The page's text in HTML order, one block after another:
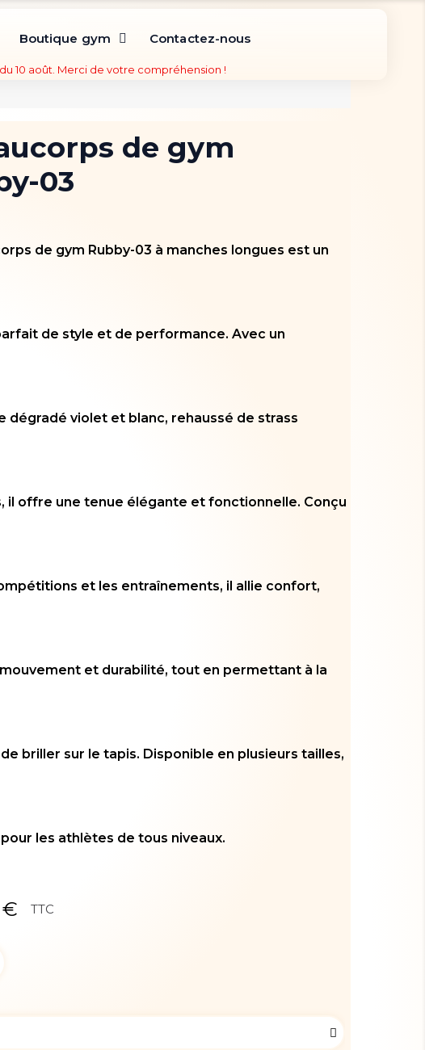
Boutique gym Contactez-nous
10 août. Merci de votre compréhension !
de gym
03
de gym Rubby-03 à manches longues est un
de style et de performance. Avec un
dégradé violet et blanc, rehaussé de strass
il offre une tenue élégante et fonctionnelle. Conçu
et les entraînements, il allie confort,
et durabilité, tout en permettant à la
briller sur le tapis. Disponible en plusieurs tailles,
les athlètes de tous niveaux.
€ TTC